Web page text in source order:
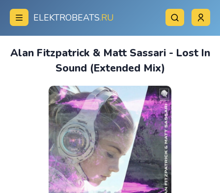
ELEKTROBEATS.RU
Alan Fitzpatrick & Matt Sassari - Lost In
Sound (Extended Mix)